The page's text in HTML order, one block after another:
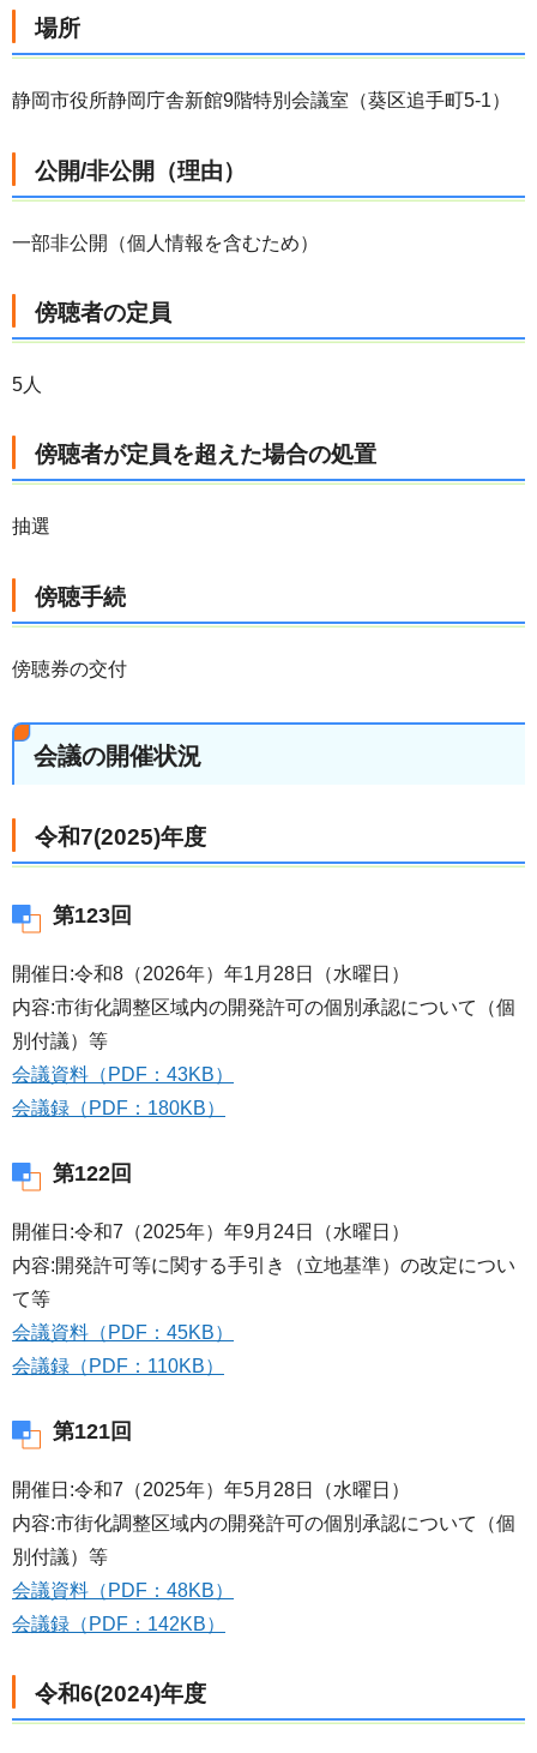
場所
静岡市役所静岡庁舎新館9階特別会議室（葵区追手町5-1）
公開/非公開（理由）
一部非公開（個人情報を含むため）
傍聴者の定員
5人
傍聴者が定員を超えた場合の処置
抽選
傍聴手続
傍聴券の交付
会議の開催状況
令和7(2025)年度
第123回
開催日:令和8（2026年）年1月28日（水曜日）
内容:市街化調整区域内の開発許可の個別承認について（個
別付議）等
会議資料（PDF：43KB）
会議録（PDF：180KB）
第122回
開催日:令和7（2025年）年9月24日（水曜日）
内容:開発許可等に関する手引き（立地基準）の改定につい
て等
会議資料（PDF：45KB）
会議録（PDF：110KB）
第121回
開催日:令和7（2025年）年5月28日（水曜日）
内容:市街化調整区域内の開発許可の個別承認について（個
別付議）等
会議資料（PDF：48KB）
会議録（PDF：142KB）
令和6(2024)年度